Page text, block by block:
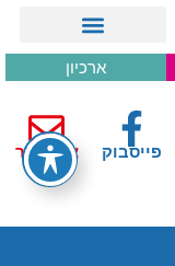
ארכיון
פייסבוק צור קשר